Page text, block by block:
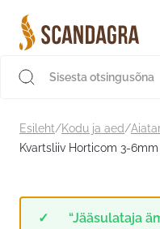
sisu
juurde
Esileht/Kodu ja aed/
Kvartsliiv Horticom 3-
“Jääsulataja